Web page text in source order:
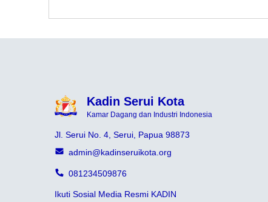
Kadin Serui Kota
Kamar Dagang dan Industri Indonesia
Jl. Serui No. 4, Serui, Papua 98873
admin@kadinseruikota.org
081234509876
Ikuti Sosial Media Resmi KADIN